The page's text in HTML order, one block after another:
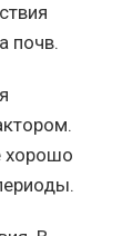
почв.
хорошо